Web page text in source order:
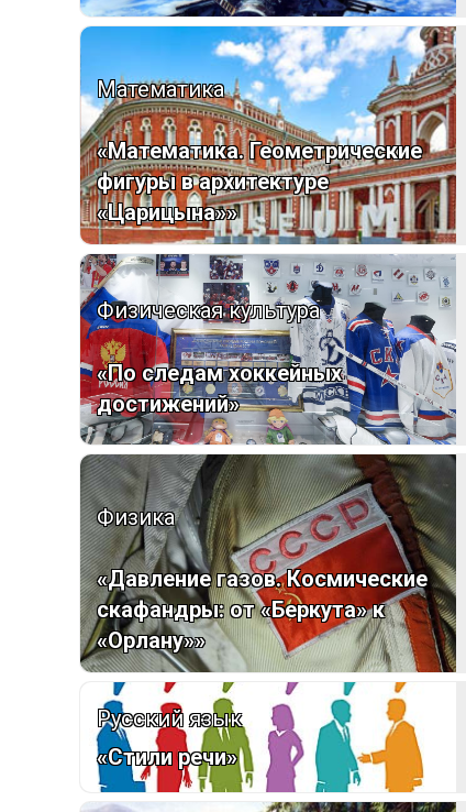
Математика
«Математика. Геометрические
фигуры в архитектуре
«Царицына»»
Физическая культура
«По следам хоккейных
достижений»
Физика
«Давление газов. Космические
скафандры: от «Беркута» к
«Орлану»»
Русский язык
«Стили речи»